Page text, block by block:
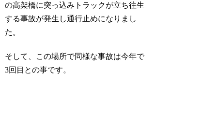
の高架橋に突っ込みトラックが立ち往生
する事故が発生し通行止めになりまし
た。
そして、この場所で同様な事故は今年で
3回目との事です。